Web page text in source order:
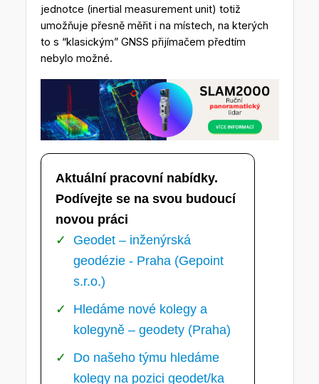
jednotce (inertial measurement unit) totiž
umožňuje přesně měřit i na místech, na kterých
to s “klasickým” GNSS přijímačem předtím
nebylo možné.
Aktuální pracovní nabídky.
Podívejte se na svou budoucí
novou práci
Geodet – inženýrská
geodézie - Praha (Gepoint
s.r.o.)
Hledáme nové kolegy a
kolegyně – geodety (Praha)
Do našeho týmu hledáme
kolegy na pozici geodet/ka